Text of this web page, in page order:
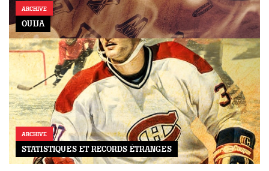
ARCHIVE
OUIJA
ARCHIVE
STATISTIQUES ET RECORDS ÉTRANGES